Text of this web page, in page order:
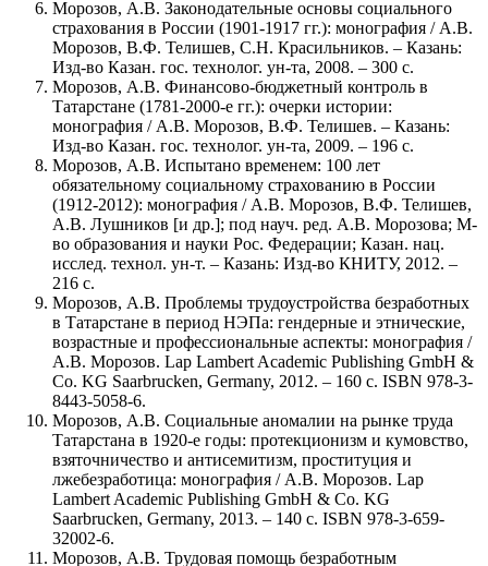
Морозов, А.В. Законодательные основы социального
страхования в России (1901-1917 гг.): монография / А.В.
Морозов, В.Ф. Телишев, С.Н. Красильников. – Казань:
Изд-во Казан. гос. технолог. ун-та, 2008. – 300 с.
Морозов, А.В. Финансово-бюджетный контроль в
Татарстане (1781-2000-е гг.): очерки истории:
монография / А.В. Морозов, В.Ф. Телишев. – Казань:
Изд-во Казан. гос. технолог. ун-та, 2009. – 196 с.
Морозов, А.В. Испытано временем: 100 лет
обязательному социальному страхованию в России
(1912-2012): монография / А.В. Морозов, В.Ф. Телишев,
А.В. Лушников [и др.]; под науч. ред. А.В. Морозова; М-
во образования и науки Рос. Федерации; Казан. нац.
исслед. технол. ун-т. – Казань: Изд-во КНИТУ, 2012. –
216 с.
Морозов, А.В. Проблемы трудоустройства безработных
в Татарстане в период НЭПа: гендерные и этнические,
возрастные и профессиональные аспекты: монография /
А.В. Морозов. Lap Lambert Academic Publishing GmbH &
Co. KG Saarbrucken, Germany, 2012. – 160 с. ISBN 978-3-
8443-5058-6.
Морозов, А.В. Cоциальные аномалии на рынке труда
Татарстана в 1920-е годы: протекционизм и кумовство,
взяточничество и антисемитизм, проституция и
лжебезработица: монография / А.В. Морозов. Lap
Lambert Academic Publishing GmbH & Co. KG
Saarbrucken, Germany, 2013. – 140 с. ISBN 978-3-659-
32002-6.
Морозов, А.В. Трудовая помощь безработным